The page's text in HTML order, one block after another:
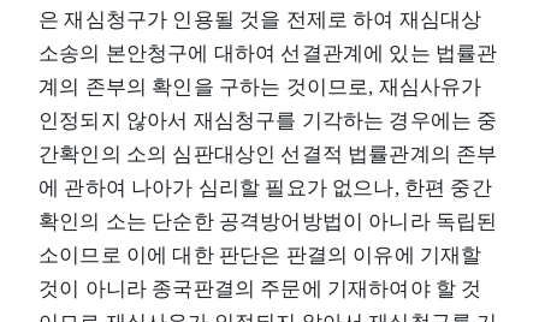
은 재심청구가 인용될 것을 전제로 하여 재심대상
소송의 본안청구에 대하여 선결관계에 있는 법률관
계의 존부의 확인을 구하는 것이므로, 재심사유가
인정되지 않아서 재심청구를 기각하는 경우에는 중
간확인의 소의 심판대상인 선결적 법률관계의 존부
에 관하여 나아가 심리할 필요가 없으나, 한편 중간
확인의 소는 단순한 공격방어방법이 아니라 독립된
소이므로 이에 대한 판단은 판결의 이유에 기재할
것이 아니라 종국판결의 주문에 기재하여야 할 것